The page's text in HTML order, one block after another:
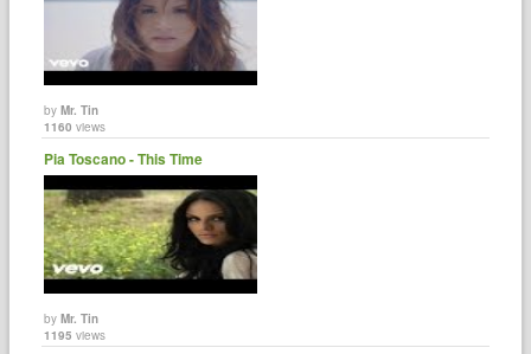
byMr. Tin
1160 views
Pia Toscano - This Time
byMr. Tin
1195 views